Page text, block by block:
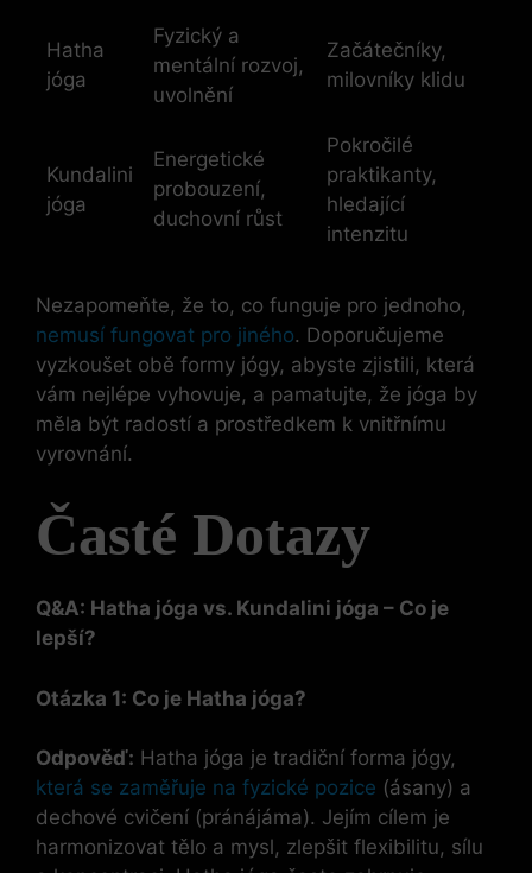
Hatha
jóga
Fyzický a
mentální rozvoj,
uvolnění
Začátečníky,
milovníky klidu
Kundalini
jóga
Energetické
probouzení,
duchovní růst
Pokročilé
praktikanty,
hledající
intenzitu
Nezapomeňte, že to, co funguje pro jednoho,
nemusí fungovat pro jiného. Doporučujeme
vyzkoušet obě formy jógy, abyste zjistili, která
vám nejlépe vyhovuje, a pamatujte, že jóga by
měla být radostí a prostředkem k vnitřnímu
vyrovnání.
Časté Dotazy
Q&A: Hatha jóga vs. Kundalini jóga – Co je
lepší?
Otázka 1: Co je Hatha jóga?
Odpověď: Hatha jóga je tradiční forma jógy,
která se zaměřuje na fyzické pozice (ásany) a
dechové cvičení (pránájáma). Jejím cílem je
harmonizovat tělo a mysl, zlepšit flexibilitu, sílu